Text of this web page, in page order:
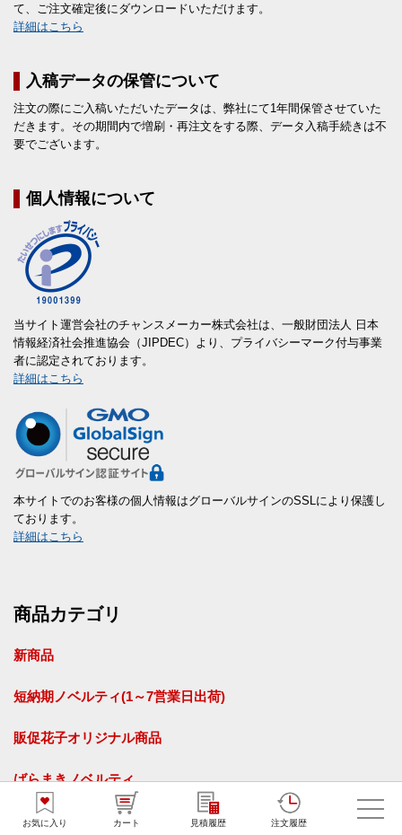
お気に入り カート 見積履歴 注文履歴
て、ご注文確定後にダウンロードいただけます。
詳細はこちら
入稿データの保管について
注文の際にご入稿いただいたデータは、弊社にて1年間保管させていた
だきます。その期間内で増刷・再注文をする際、データ入稿手続きは不
要でございます。
個人情報について
当サイト運営会社のチャンスメーカー株式会社は、一般財団法人 日本
情報経済社会推進協会（JIPDEC）より、プライバシーマーク付与事業
者に認定されております。
詳細はこちら
本サイトでのお客様の個人情報はグローバルサインのSSLにより保護し
ております。
詳細はこちら
商品カテゴリ
新商品
短納期ノベルティ(1～7営業日出荷)
販促花子オリジナル商品
ばらまきノベルティ
お菓子